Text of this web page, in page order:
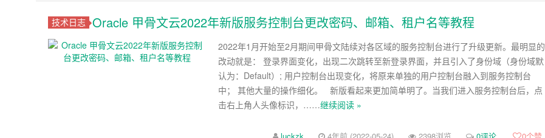
技术日志 Oracle 甲骨文云2022年新版服务控制台更改密码、邮箱、租户名等教程
2022年1月开始至2月期间甲骨文陆续对各区域的服务控制台进行了升级更新。最明显的
改动就是： 登录界面变化，出现二次跳转至新登录界面，并且引入了身份域（身份域默
认为：Default）; 用户控制台出现变化，将原来单独的用户控制台融入到服务控制台
中； 其他大量的操作细化。 新版看起来更加简单明了。当我们进入服务控制台后，点
击右上角人头像标识，……继续阅读 »